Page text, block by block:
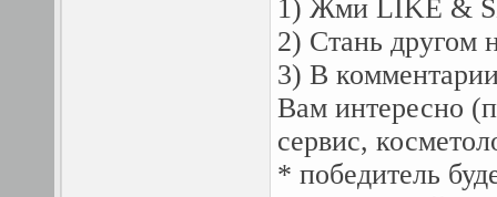
1) Жми LIKE &
2) Стань другом
3) В
Вам интересно
сервис,
* победитель